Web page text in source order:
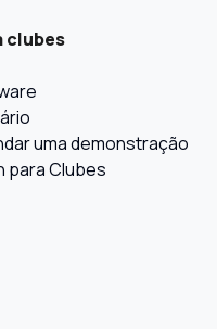
clubes
uma demonstração
para Clubes